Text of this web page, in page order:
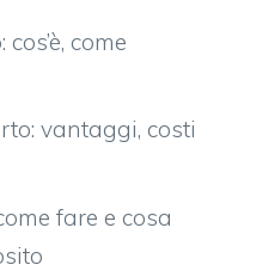
come
vantaggi, costi
fare e cosa